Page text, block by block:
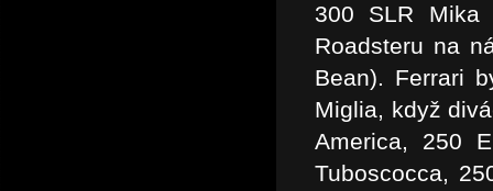
300 SLR Mika
Roadsteru na
Bean). Ferrari
Miglia, když
America, 250
Tuboscocca,